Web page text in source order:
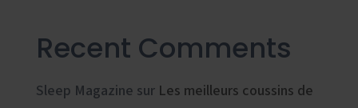
Recent Comments
Sleep Magazine sur Les meilleurs coussins de